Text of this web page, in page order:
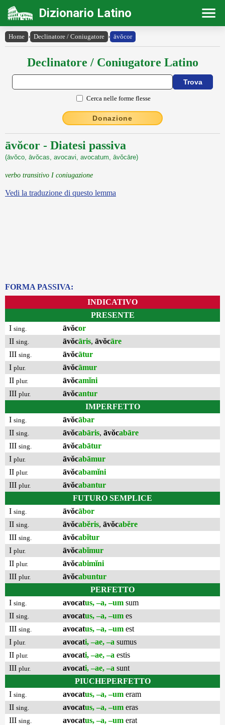
Dizionario Latino
Home › Declinatore / Coniugatore › āvŏcor
Declinatore / Coniugatore Latino
Cerca nelle forme flesse
Donazione
āvŏcor - Diatesi passiva
(āvŏco, āvŏcas, avocavi, avocatum, āvŏcāre)
verbo transitivo I coniugazione
Vedi la traduzione di questo lemma
FORMA PASSIVA:
INDICATIVO
PRESENTE
I sing. āvŏcor
II sing. āvŏcāris, āvŏcāre
III sing. āvŏcātur
I plur. āvŏcāmur
II plur. āvŏcamĭni
III plur. āvŏcantur
IMPERFETTO
I sing. āvŏcābar
II sing. āvŏcabāris, āvŏcabāre
III sing. āvŏcabātur
I plur. āvŏcabāmur
II plur. āvŏcabamĭni
III plur. āvŏcabantur
FUTURO SEMPLICE
I sing. āvŏcābor
II sing. āvŏcabĕris, āvŏcabĕre
III sing. āvŏcabĭtur
I plur. āvŏcabĭmur
II plur. āvŏcabimĭni
III plur. āvŏcabuntur
PERFETTO
I sing. avocatus, –a, –um sum
II sing. avocatus, –a, –um es
III sing. avocatus, –a, –um est
I plur. avocati, –ae, –a sumus
II plur. avocati, –ae, –a estis
III plur. avocati, –ae, –a sunt
PIUCHEPERFETTO
I sing. avocatus, –a, –um eram
II sing. avocatus, –a, –um eras
III sing. avocatus, –a, –um erat